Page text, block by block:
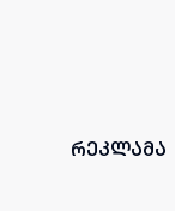
რეკლამა